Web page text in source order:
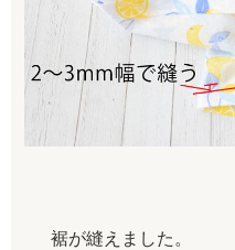
裾が縫えました。